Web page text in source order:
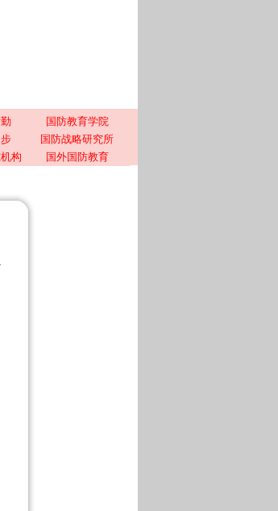
国防教育学院
国防战略研究所
构 国外国防教育